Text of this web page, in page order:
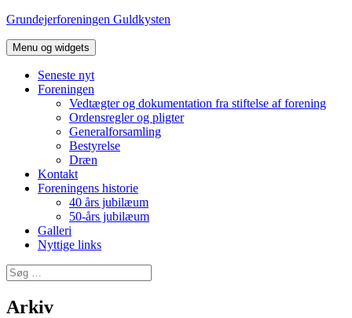
Hop
indhold
Grundejerforeningen Guldkysten
Menu og widgets
Seneste nyt
Foreningen
Vedtægter og dokumentation fra stiftelse af forening
Ordensregler og pligter
Generalforsamling
Bestyrelse
Dræn
Kontakt
Foreningens historie
40 års jubilæum
50-års jubilæum
Galleri
Nyttige links
Søg
efter:
Arkiv